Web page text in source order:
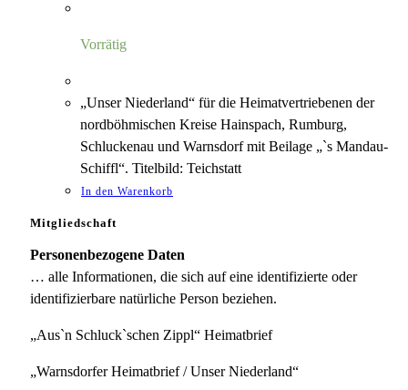
Vorrätig
„Unser Niederland“ für die Heimatvertriebenen der
nordböhmischen Kreise Hainspach, Rumburg,
Schluckenau und Warnsdorf mit Beilage „`s Mandau-
Schiffl“. Titelbild: Teichstatt
In den Warenkorb
Mitgliedschaft
Personenbezogene Daten
… alle Informationen, die sich auf eine identifizierte oder
identifizierbare natürliche Person beziehen.
„Aus`n Schluck`schen Zippl“ Heimatbrief
„Warnsdorfer Heimatbrief / Unser Niederland“